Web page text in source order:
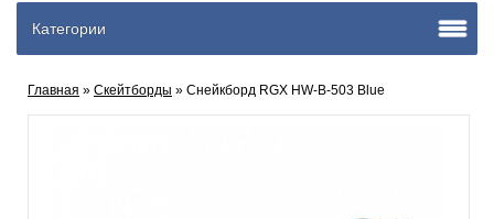
Категории
Главная » Скейтборды » Снейкборд RGX HW-B-503 Blue